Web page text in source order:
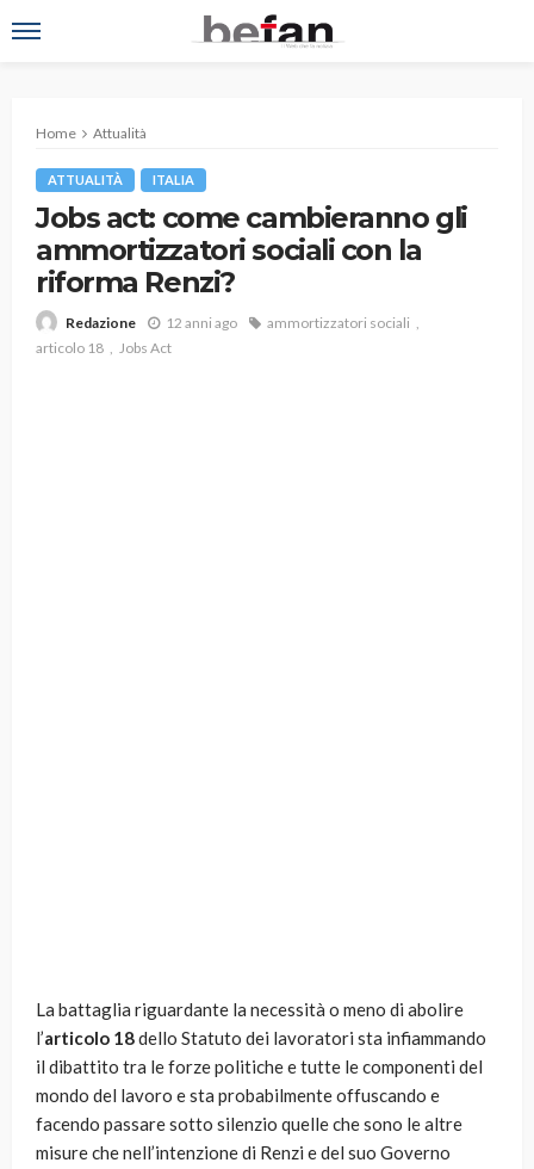
Home Attualità
ATTUALITÀ ITALIA
Jobs act: come cambieranno gli
ammortizzatori sociali con la
riforma Renzi?
Redazione 12 anni ago
ammortizzatori sociali
articolo 18
Jobs Act
La battaglia riguardante la necessità o meno di abolire
l’articolo 18dello Statuto dei lavoratori sta infiammando
il dibattito tra le forze politiche e tutte le componenti del
mondo del lavoro e sta probabilmente offuscando e
facendo passare sotto silenzio quelle che sono le altre
misure che nell’intenzione di Renzi e del suo Governo